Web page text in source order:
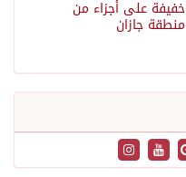
خفيفة على أجزاء من
منطقة جازان